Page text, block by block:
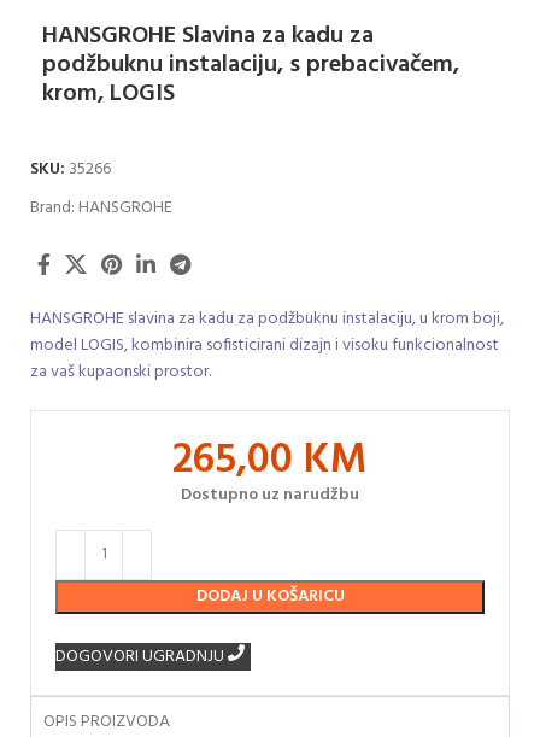
HANSGROHE Slavina za kadu za
podžbuknu instalaciju, s prebacivačem,
krom, LOGIS
SKU: 35266
Brand: HANSGROHE
HANSGROHE slavina za kadu za podžbuknu instalaciju, u krom boji,
model LOGIS, kombinira sofisticirani dizajn i visoku funkcionalnost
za vaš kupaonski prostor.
265,00 KM
Dostupno uz narudžbu
DODAJ U KOŠARICU
DOGOVORI UGRADNJU
OPIS PROIZVODA